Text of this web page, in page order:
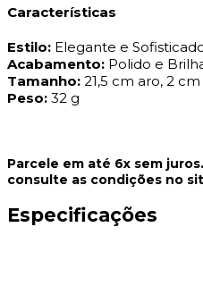
Características
Estilo: Elegante e
Acabamento: Polido e
Tamanho: 21,5 cm aro, 2
Peso: 32 g
Parcele em até 6x sem
consulte as condições no
Especificações